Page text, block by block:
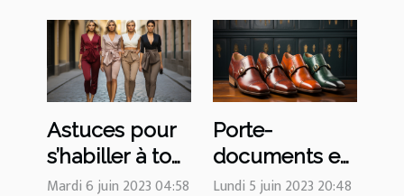
Astuces pour
s’habiller à tout
moment avec
Mardi 6 juin 2023 04:58
Porte-
documents en
cuir : pour un
Lundi 5 juin 2023 20:48